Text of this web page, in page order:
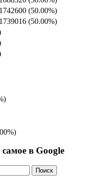
1742600 (50.00%)
1739016 (50.00%)
в Google